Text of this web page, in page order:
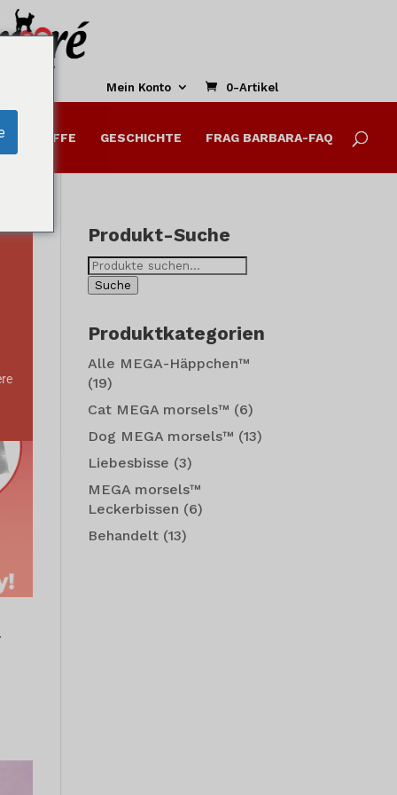
Mein Konto 0-Artikel
GESCHICHTE FRAG BARBARA-FAQ
Produkt-Suche
Suche
nach:
Suche
Produktkategorien
Alle MEGA-Häppchen™
(19)
Cat MEGA morsels™ (6)
Dog MEGA morsels™ (13)
Liebesbisse (3)
MEGA morsels™
Leckerbissen (6)
Behandelt (13)
Dieses